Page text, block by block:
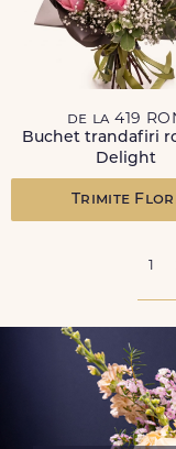
de la 419
Buchet trandafiri
Delight
Trimite
1